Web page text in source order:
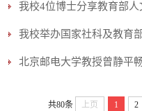
我校4位博士分享教育部
我校举办国家社科及教育
北京邮电大学教授曾静平
共80条 上页 1 2